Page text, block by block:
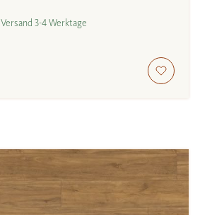
Versand 3-4 Werktage